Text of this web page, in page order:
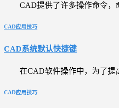
CAD提供了许多操作命令，
CAD应用技巧
CAD系统默认快捷键
在CAD软件操作中，为了提
CAD应用技巧